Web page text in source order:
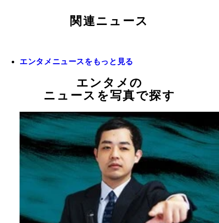
関連ニュース
エンタメニュースをもっと見る
エンタメの
ニュースを写真で探す